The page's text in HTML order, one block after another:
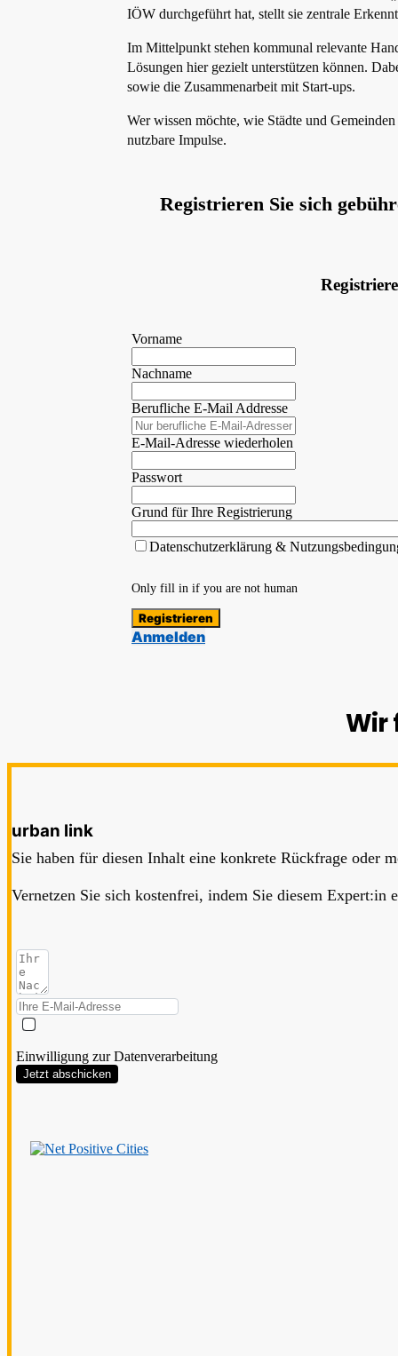
IÖW durchgeführt hat, stellt sie zentrale
Im Mittelpunkt stehen kommunal relevante
Lösungen hier gezielt unterstützen können.
sowie die Zusammenarbeit mit Start-ups.
Wer wissen möchte, wie Städte und
nutzbare Impulse.
Registrieren Sie sich
Vorname
Nachname
Berufliche E-Mail Addresse
E-Mail-Adresse wiederholen
Passwort
Grund für Ihre Registrierung
Datenschutzerklärung &
Only fill in if you are not human
Anmelden
Wir
urban link
Sie haben für diesen Inhalt eine konkrete Rückfrage oder
Vernetzen Sie sich kostenfrei, indem Sie diesem Expert:in
Einwilligung zur Datenverarbeitung
Jetzt abschicken